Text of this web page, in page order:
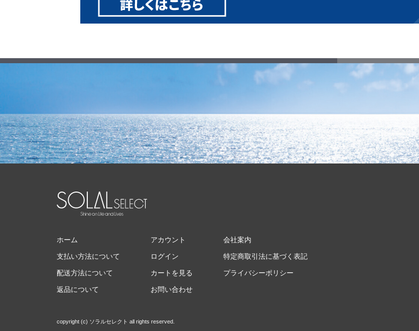
ホーム
支払い方法について
配送方法について
返品について
アカウント
ログイン
カートを見る
お問い合わせ
会社案内
特定商取引法に基づく表記
プライバシーポリシー
copyright (c) ソラルセレクト all rights reserved.